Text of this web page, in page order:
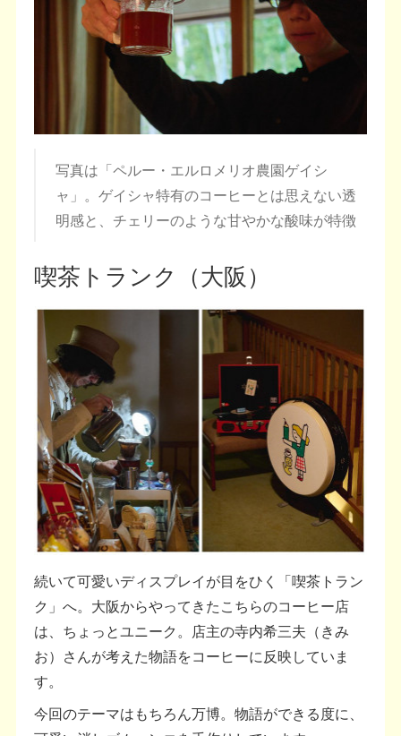
写真は「ペルー・エルロメリオ農園ゲイシ
ャ」。ゲイシャ特有のコーヒーとは思えない透
明感と、チェリーのような甘やかな酸味が特徴
喫茶トランク（大阪）
続いて可愛いディスプレイが目をひく「喫茶トラン
ク」へ。大阪からやってきたこちらのコーヒー店
は、ちょっとユニーク。店主の寺内希三夫（きみ
お）さんが考えた物語をコーヒーに反映していま
す。
今回のテーマはもちろん万博。物語ができる度に、